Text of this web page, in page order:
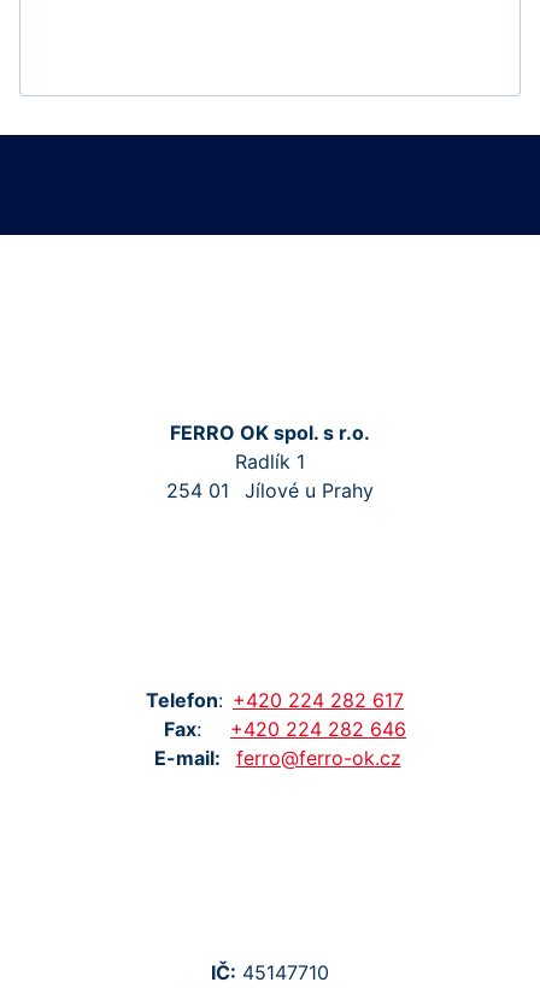
FERRO OK spol. s r.o.
Radlík 1
254 01
Jílové u Prahy
Telefon: +420 224 282 617
Fax: +420 224 282 646
E-mail:
ferro@ferro-ok.cz
IČ: 45147710